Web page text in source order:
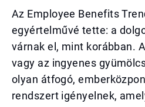
Az Employee Benefits
egyértelművé tette: a
várnak el, mint korábban.
vagy az ingyenes
olyan átfogó,
rendszert igényelnek,